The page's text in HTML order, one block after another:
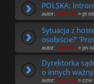
POLSKA:
autor: piotrniz » pt
Sytuacja z
osobiście?'
autor: piotrniz » pn
Dyrektorka
o innych
autor: piotrniz » czw